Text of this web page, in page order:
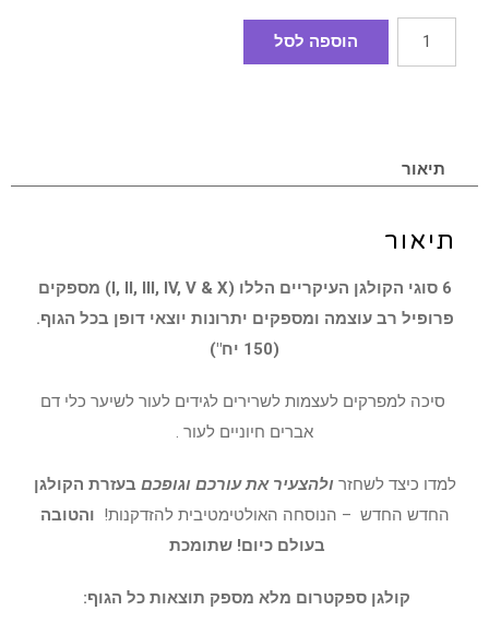
הוספה לסל
תיאור
תיאור
6 סוגי הקולגן העיקריים הללו (I, II, III, IV, V & X) מספקים
פרופיל רב עוצמה ומספקים יתרונות יוצאי דופן בכל הגוף.
(150 יח")
סיכה למפרקים לעצמות לשרירים לגידים לעור לשיער כלי דם
אברים חיוניים לעור .
למדו כיצד לשחזרולהצעיר את עורכם וגופכם בעזרת הקולגן
החדש החדש – הנוסחה האולטימטיבית להזדקנות! והטובה
בעולם כיום! שתומכת
קולגן ספקטרום מלא מספק תוצאות כל הגוף: